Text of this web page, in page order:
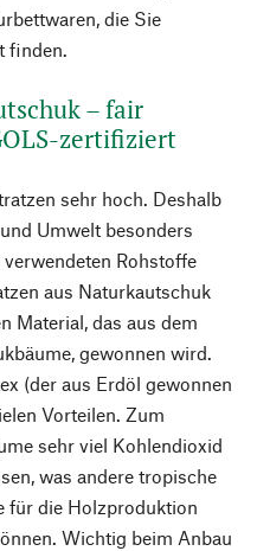
die Sie
finden.
– fair
zertifiziert
sehr hoch. Deshalb
Umwelt besonders
Rohstoffe
aus Naturkautschuk
Material, das aus dem
gewonnen wird.
(der aus Erdöl gewonnen
Vorteilen. Zum
sehr viel Kohlendioxid
was andere tropische
für die Holzproduktion
Wichtig beim Anbau